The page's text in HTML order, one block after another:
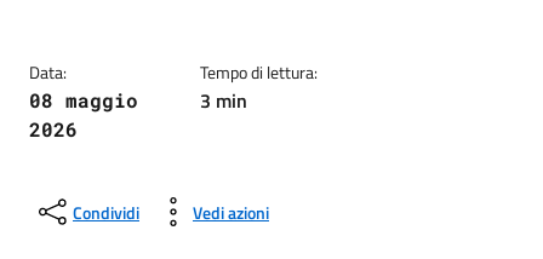
Data:
08 maggio
2026
Tempo di lettura:
3 min
Condividi Vedi azioni